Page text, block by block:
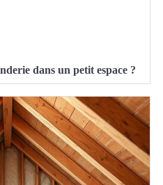
dans un petit espace ?